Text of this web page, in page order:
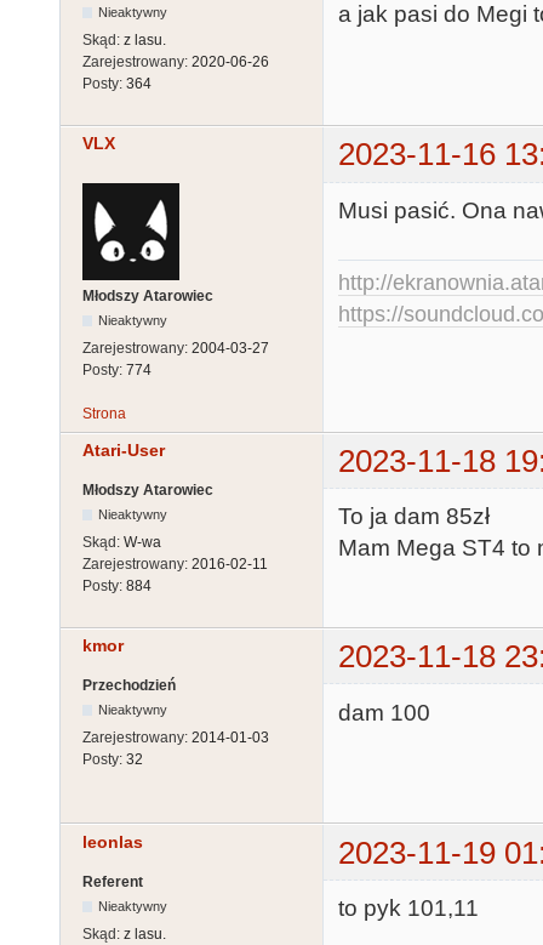
Nieaktywny
Skąd: z lasu.
Zarejestrowany: 2020-06-26
Posty: 364
a jak pasi do Megi
VLX 2023-11-16
Młodszy Atarowiec
Nieaktywny
Zarejestrowany: 2004-03-27
Posty: 774
Musi pasić. Ona
http://
https://
Strona
Atari-User 2023-11-18
Młodszy Atarowiec
Nieaktywny
Skąd: W-wa
Zarejestrowany: 2016-02-11
Posty: 884
To ja dam 85zł
Mam Mega ST4 to
kmor 2023-11-18
Przechodzień
Nieaktywny
Zarejestrowany: 2014-01-03
Posty: 32
dam 100
leonlas 2023-11-19
Referent
Nieaktywny
Skąd: z lasu.
to pyk 101,11